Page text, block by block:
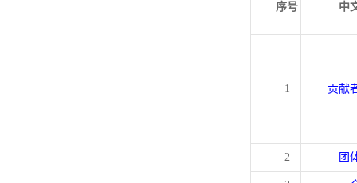
序号 中
1 贡献
2 团